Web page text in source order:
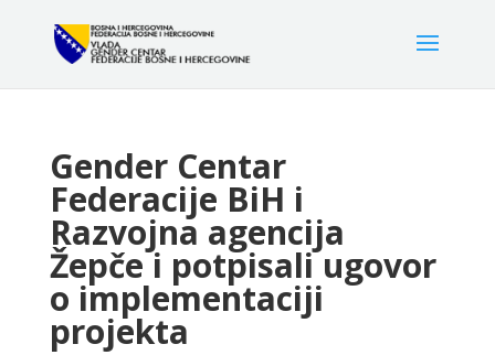
Gender Centar
Federacije BiH i
Razvojna agencija
Žepče i potpisali ugovor
o implementaciji
projekta